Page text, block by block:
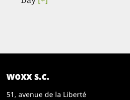
woxx s.c.
51, avenue de la Liberté